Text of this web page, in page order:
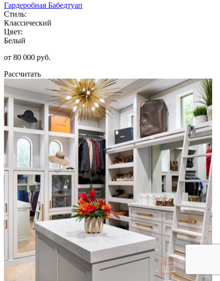
Гардеробная Бабедтуап
Стиль:
Классический
Цвет:
Белый
от 80 000 руб.
Рассчитать